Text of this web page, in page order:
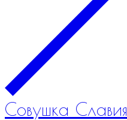
Совушка Славия